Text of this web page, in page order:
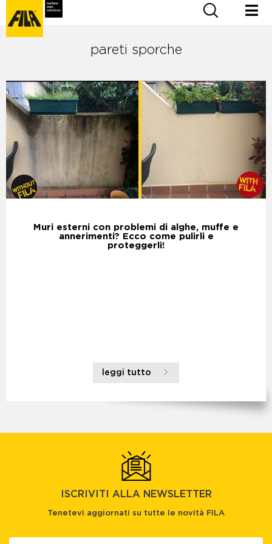
pareti sporche
Muri esterni con problemi di alghe, muffe e
annerimenti? Ecco come pulirli e
proteggerli!
leggi tutto
ISCRIVITI ALLA NEWSLETTER
Tenetevi aggiornati su tutte le novità FILA